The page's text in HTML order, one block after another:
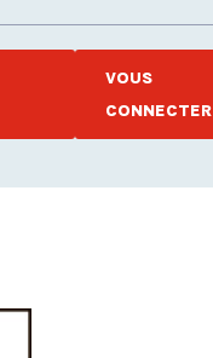
VOUS
CONNECTER